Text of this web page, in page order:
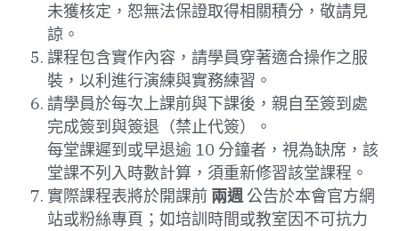
未獲核定，恕無法保證取得相關積分，敬請見
諒。
課程包含實作內容，請學員穿著適合操作之服
裝，以利進行演練與實務練習。
請學員於每次上課前與下課後，親自至簽到處
完成簽到與簽退（禁止代簽）。
每堂課遲到或早退逾 10 分鐘者，視為缺席，該
堂課不列入時數計算，須重新修習該堂課程。
實際課程表將於開課前 兩週 公告於本會官方網
站或粉絲專頁；如培訓時間或教室因不可抗力